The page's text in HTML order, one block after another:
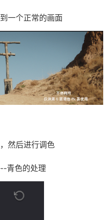
一个正常的画面
然后进行调色
青色的处理